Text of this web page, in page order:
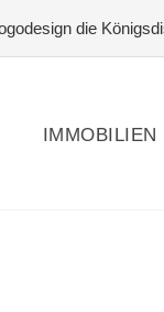
die Königsdisziplin
IMMOBILIEN